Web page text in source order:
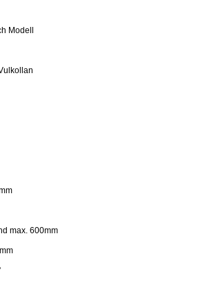
Modell
max. 600mm